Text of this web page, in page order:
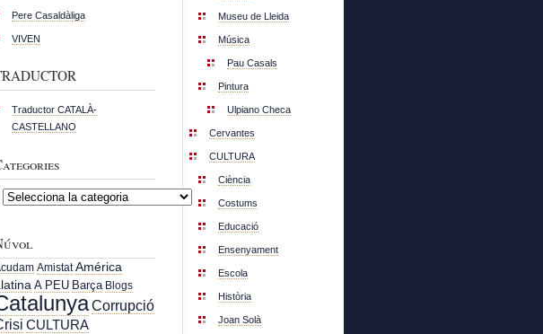
Pere Casaldàliga
VIVEN
Traductor CATALÀ-
CASTELLANO
Categories
Amistat América
A PEU Barça Blogs
Corrupció
CULTURA
Museu de Lleida
Música
Pau Casals
Pintura
Ulpiano Checa
Cervantes
CULTURA
Ciència
Costums
Educació
Ensenyament
Escola
Història
Joan Solà